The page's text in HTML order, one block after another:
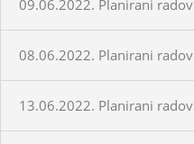
09.06.2022. Planirani
08.06.2022. Planirani
13.06.2022. Planirani